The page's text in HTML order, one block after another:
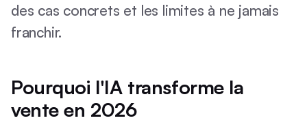
des cas concrets et les limites à ne jamais
franchir.
Pourquoi l'IA transforme la
vente en 2026